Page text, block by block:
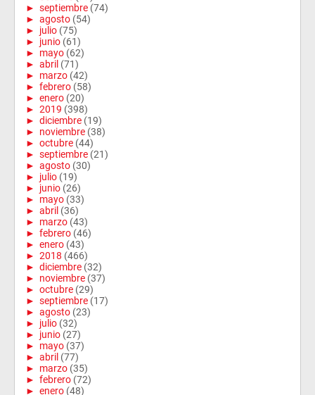
► septiembre (74)
► agosto (54)
► julio (75)
► junio (61)
► mayo (62)
► abril (71)
► marzo (42)
► febrero (58)
► enero (20)
► 2019 (398)
► diciembre (19)
► noviembre (38)
► octubre (44)
► septiembre (21)
► agosto (30)
► julio (19)
► junio (26)
► mayo (33)
► abril (36)
► marzo (43)
► febrero (46)
► enero (43)
► 2018 (466)
► diciembre (32)
► noviembre (37)
► octubre (29)
► septiembre (17)
► agosto (23)
► julio (32)
► junio (27)
► mayo (37)
► abril (77)
► marzo (35)
► febrero (72)
► enero (48)